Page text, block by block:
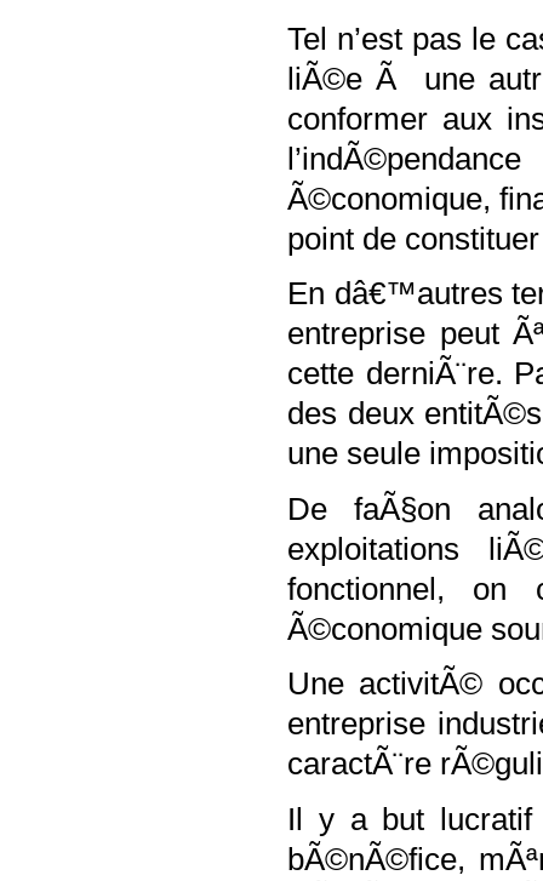
Tel n’est pas le
liÃ©e Ã une
conformer aux
Ã©conomique,
point de
En dâ€™autres
entreprise peut
cette derniÃ¨re.
des deux
une seule
De faÃ§on
exploitations
fonctionnel, on
Ã©conomique
Une activitÃ©
entreprise
caractÃ¨re
Il y a but lucratif
bÃ©nÃ©fice,